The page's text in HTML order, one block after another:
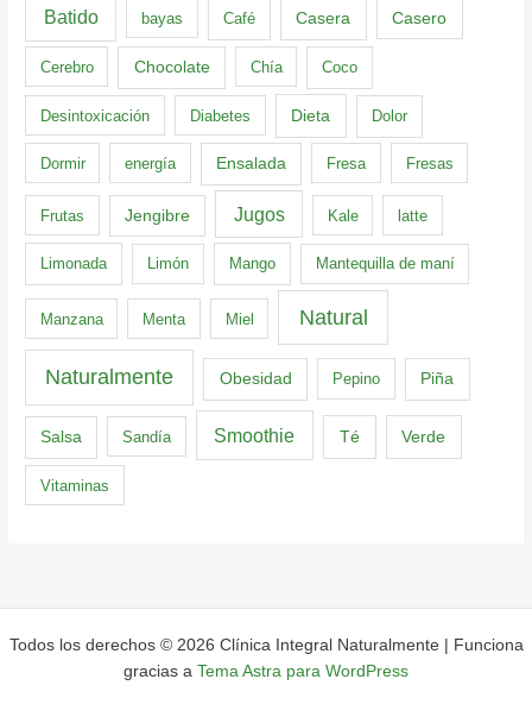
Batido bayas Café Casera Casero
Cerebro Chocolate Chía Coco
Desintoxicación Diabetes Dieta Dolor
Dormir energía Ensalada Fresa Fresas
Frutas Jengibre Jugos Kale latte
Limonada Limón Mango Mantequilla de maní
Manzana Menta Miel Natural
Naturalmente Obesidad Pepino Piña
Salsa Sandía Smoothie Té Verde
Vitaminas
Todos los derechos © 2026 Clínica Integral Naturalmente | Funciona
gracias a Tema Astra para WordPress